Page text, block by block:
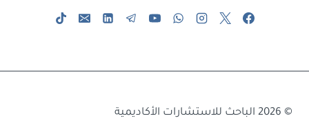
© 2026 الباحث للاستشارات الأكاديمية